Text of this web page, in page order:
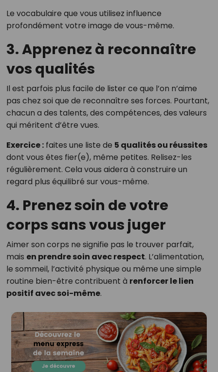
Le vocabulaire que vous utilisez influence
profondément votre image de vous-même.
3. Apprenez à reconnaître
vos qualités
Il est parfois plus facile de lister ce que l’on n’aime
pas chez soi que de reconnaître ses forces. Pourtant,
chacun a des talents, des compétences, des valeurs
qui méritent d’être vues.
Exercice :faites une liste de 5 qualités ou réussites
dont vous êtes fier(e), même petites. Relisez-les
régulièrement. Cela vous aidera à construire un
regard plus équilibré sur vous-même.
4. Prenez soin de votre
corps sans vous juger
Aimer son corps ne signifie pas le trouver parfait,
mais en prendre soin avec respect. L’alimentation,
le sommeil, l’activité physique ou même une simple
routine bien-être contribuent à renforcer le lien
positif avec soi-même.